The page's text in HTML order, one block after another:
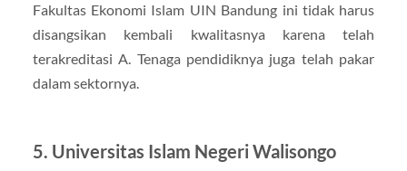
Fakultas Ekonomi Islam UIN Bandung ini tidak harus
disangsikan kembali kwalitasnya karena telah
terakreditasi A. Tenaga pendidiknya juga telah pakar
dalam sektornya.
5. Universitas Islam Negeri Walisongo